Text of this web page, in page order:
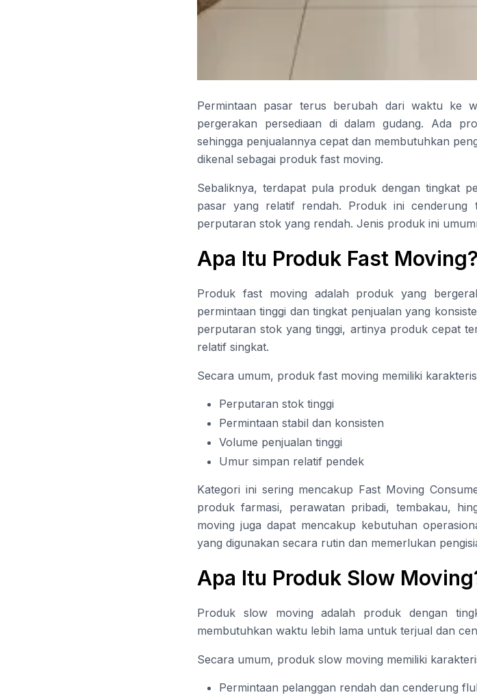
Permintaan pasar terus berubah dari waktu ke
pergerakan persediaan di dalam gudang. Ada
sehingga penjualannya cepat dan membutuhkan
dikenal sebagai produk fast moving.
Sebaliknya, terdapat pula produk dengan tingkat
pasar yang relatif rendah. Produk ini cenderung
perputaran stok yang rendah. Jenis produk ini
Apa Itu Produk Fast Moving?
Produk fast moving adalah produk yang
permintaan tinggi dan tingkat penjualan yang
perputaran stok yang tinggi, artinya produk cepat
relatif singkat.
Secara umum, produk fast moving memiliki
Perputaran stok tinggi
Permintaan stabil dan konsisten
Volume penjualan tinggi
Umur simpan relatif pendek
Kategori ini sering mencakup Fast Moving
produk farmasi, perawatan pribadi, tembakau,
moving juga dapat mencakup kebutuhan
yang digunakan secara rutin dan memerlukan
Apa Itu Produk Slow
Produk slow moving adalah produk dengan
membutuhkan waktu lebih lama untuk terjual dan
Secara umum, produk slow moving memiliki
Permintaan pelanggan rendah dan cenderung